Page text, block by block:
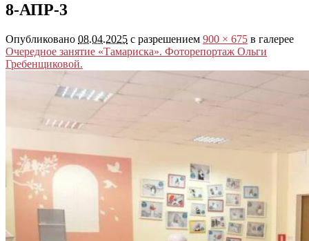
8-АПР-3
Опубликовано 08.04.2025 с разрешением 900 × 675 в галерее
Очередное занятие «Тамариска». Фоторепортаж Ольги
Гребенщиковой.